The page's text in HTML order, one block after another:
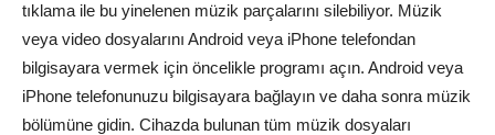
tıklama ile bu yinelenen müzik parçalarını silebiliyor. Müzik
veya video dosyalarını Android veya iPhone telefondan
bilgisayara vermek için öncelikle programı açın. Android veya
iPhone telefonunuzu bilgisayara bağlayın ve daha sonra müzik
bölümüne gidin. Cihazda bulunan tüm müzik dosyaları